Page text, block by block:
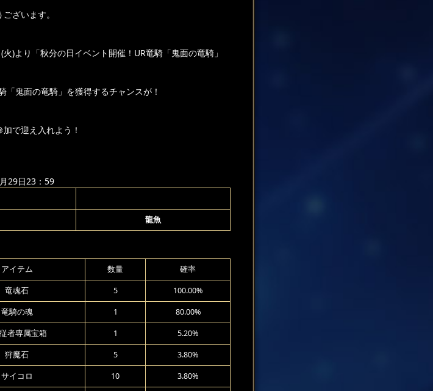
ざいます。
)より「秋分の日イベント開催！UR竜騎「鬼面の竜騎」
鬼面の竜騎」を獲得するチャンスが！
で迎え入れよう！
29日23：59
龍魚
アイテム 数量 確率
竜魂石 5 100.00%
竜騎の魂 1 80.00%
者専属宝箱 1 5.20%
狩魔石 5 3.80%
サイコロ 10 3.80%